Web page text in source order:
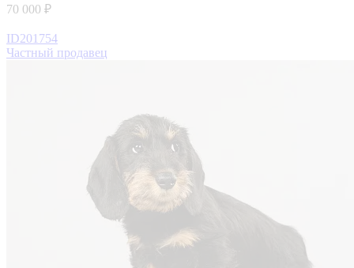
70 000 ₽
ID201754
Частный продавец